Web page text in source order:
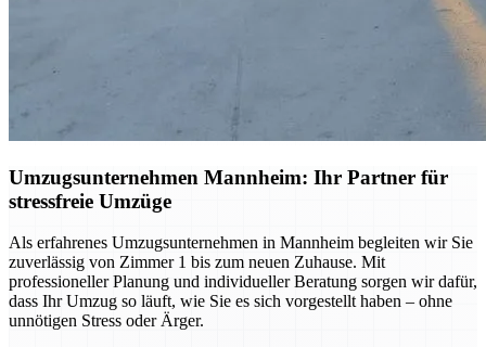
Umzugsunternehmen Mannheim: Ihr Partner für
stressfreie Umzüge
Als erfahrenes Umzugsunternehmen in Mannheim begleiten wir Sie
zuverlässig von Zimmer 1 bis zum neuen Zuhause. Mit
professioneller Planung und individueller Beratung sorgen wir dafür,
dass Ihr Umzug so läuft, wie Sie es sich vorgestellt haben – ohne
unnötigen Stress oder Ärger.